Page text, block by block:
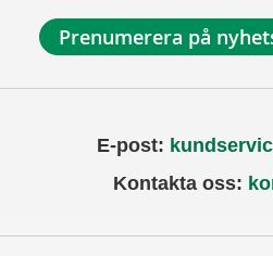
Prenumerera på
E-post:
Kontakta oss: